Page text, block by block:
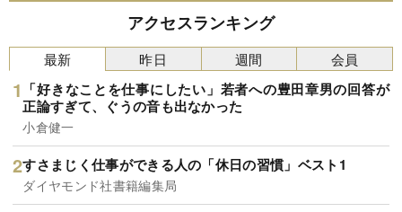
アクセスランキング
最新
「好きなことを仕事にしたい」若者への豊田章男の回答が
正論すぎて、ぐうの音も出なかった
小倉健一
すさまじく仕事ができる人の「休日の習慣」ベスト1
ダイヤモンド社書籍編集局
昨日 週間 会員